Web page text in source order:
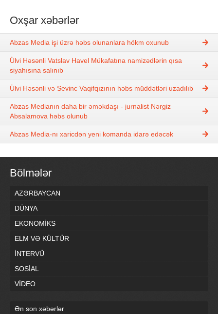
Oxşar xəbərlər
Abzas Media işi üzrə həbs olunanlara hökm oxunub
Ülvi Həsənli Vatslav Havel Mükafatına namizədlərin qısa
siyahısına salınıb
Ülvi Həsənli və Sevinc Vaqifqızının həbs müddətləri uzadılıb
Abzas Medianın daha bir əməkdaşı - jurnalist Nərgiz
Absalamova həbs olunub
Abzas Media-nı xaricdən yeni komanda idarə edəcək
Bölmələr
AZƏRBAYCAN
DÜNYA
EKONOMİKS
ELM VƏ KÜLTÜR
İNTERVÜ
SOSİAL
VİDEO
Ən son xəbərlər